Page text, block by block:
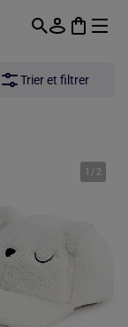
Trier et filtrer
1 / 2